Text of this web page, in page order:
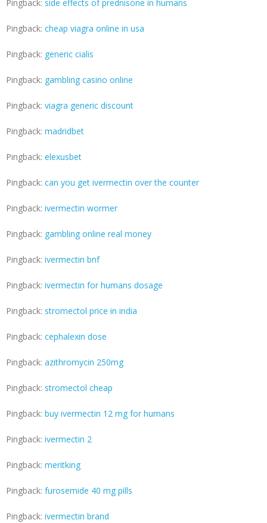
Pingback: side effects of prednisone in humans
Pingback: cheap viagra online in usa
Pingback: generic cialis
Pingback: gambling casino online
Pingback: viagra generic discount
Pingback: madridbet
Pingback: elexusbet
Pingback: can you get ivermectin over the counter
Pingback: ivermectin wormer
Pingback: gambling online real money
Pingback: ivermectin bnf
Pingback: ivermectin for humans dosage
Pingback: stromectol price in india
Pingback: cephalexin dose
Pingback: azithromycin 250mg
Pingback: stromectol cheap
Pingback: buy ivermectin 12 mg for humans
Pingback: ivermectin 2
Pingback: meritking
Pingback: furosemide 40 mg pills
Pingback: ivermectin brand